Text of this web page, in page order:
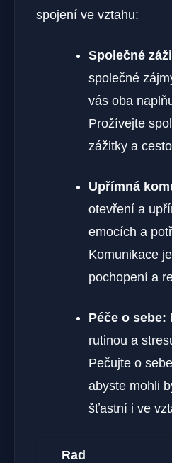
spojení ve vztahu:
Společné
společné
vás oba
Prožívejte
zážitky a
Upřímná
otevření a
emocích a
Komunikace
pochopení a
Péče o sebe:
rutinou a
Pečujte o
abyste mohli
šťastní i ve
Rad